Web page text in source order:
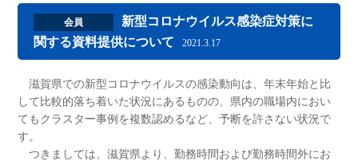
会員
新型コロナウイルス感染症対策に
関する資料提供について
2021.3.17
滋賀県での新型コロナウイルスの感染動向は、年末年始と比
して比較的落ち着いた状況にあるものの、県内の職場内におい
てもクラスター事例を複数認めるなど、予断を許さない状況で
す。
つきましては、滋賀県より、勤務時間および勤務時間外にお